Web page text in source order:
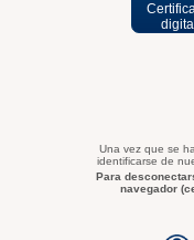
digital
Una vez que se
identificarse de
Para
navegador